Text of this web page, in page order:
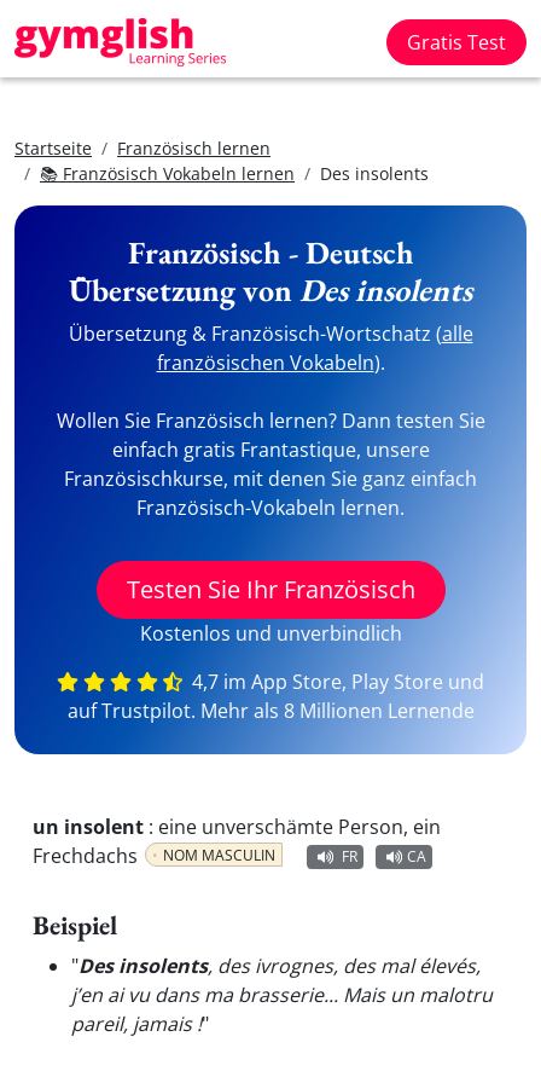
Gratis Test
Startseite
Französisch lernen
📚 Französisch Vokabeln lernen
Des insolents
Französisch - Deutsch
Übersetzung vonDes insolents
Übersetzung & Französisch-Wortschatz (alle
französischen Vokabeln).
Wollen Sie Französisch lernen? Dann testen Sie
einfach gratis Frantastique, unsere
Französischkurse, mit denen Sie ganz einfach
Französisch-Vokabeln lernen.
Testen Sie Ihr Französisch
Kostenlos und unverbindlich
4,7 im App Store, Play Store und
auf Trustpilot. Mehr als 8 Millionen Lernende
un insolent : eine unverschämte Person, ein
Frechdachs
NOM MASCULIN FR CA
Beispiel
"Des insolents, des ivrognes, des mal élevés,
j’en ai vu dans ma brasserie... Mais un malotru
pareil, jamais !"